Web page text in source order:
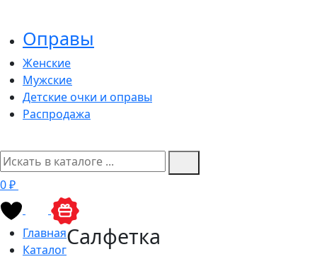
Оправы
Женские
Мужские
Детские очки и оправы
Распродажа
0 ₽
Главная
КаталогСалфетка